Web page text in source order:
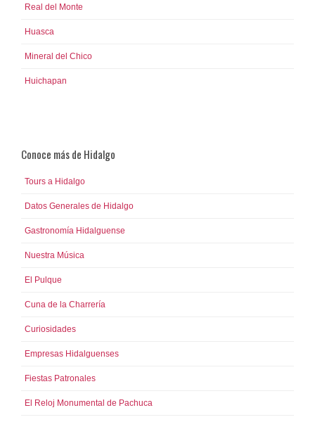
Real del Monte
Huasca
Mineral del Chico
Huichapan
Conoce más de Hidalgo
Tours a Hidalgo
Datos Generales de Hidalgo
Gastronomía Hidalguense
Nuestra Música
El Pulque
Cuna de la Charrería
Curiosidades
Empresas Hidalguenses
Fiestas Patronales
El Reloj Monumental de Pachuca